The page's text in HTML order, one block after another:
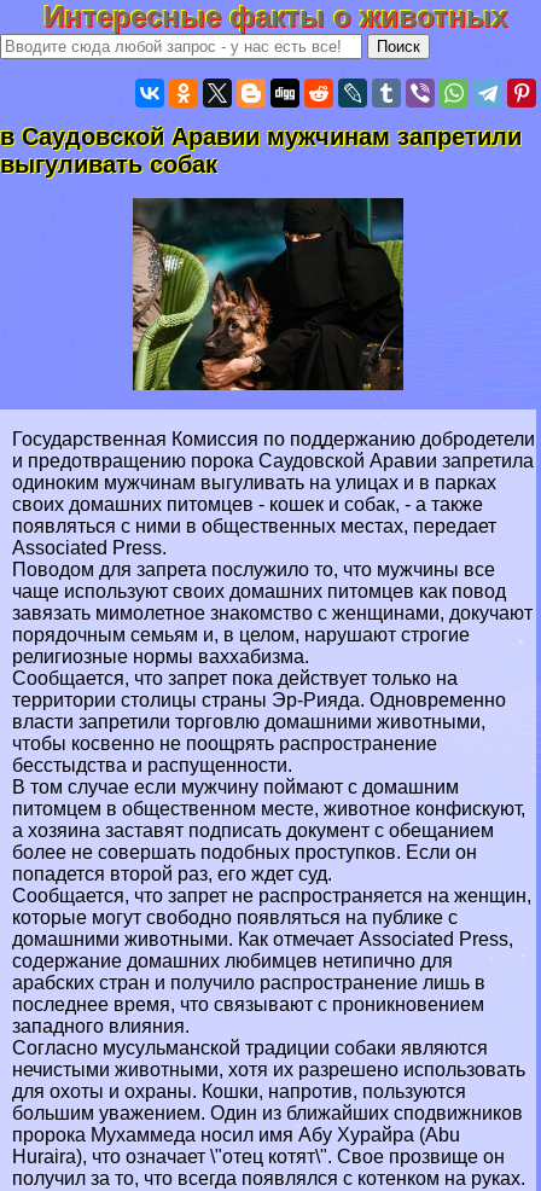
Интересные факты о животных
в Саудовской Аравии мужчинам запретили
выгуливать собак
Государственная Комиссия по поддержанию добродетели
и предотвращению порока Саудовской Аравии запретила
одиноким мужчинам выгуливать на улицах и в парках
своих домашних питомцев - кошек и собак, - а также
появляться с ними в общественных местах, передает
Associated Press.
Поводом для запрета послужило то, что мужчины все
чаще используют своих домашних питомцев как повод
завязать мимолетное знакомство с женщинами, докучают
порядочным семьям и, в целом, нарушают строгие
религиозные нормы ваххабизма.
Сообщается, что запрет пока действует только на
территории столицы страны Эр-Рияда. Одновременно
власти запретили торговлю домашними животными,
чтобы косвенно не поощрять распространение
бесстыдства и распущенности.
В том случае если мужчину поймают с домашним
питомцем в общественном месте, животное конфискуют,
а хозяина заставят подписать документ с обещанием
более не совершать подобных проступков. Если он
попадется второй раз, его ждет суд.
Сообщается, что запрет не распространяется на женщин,
которые могут свободно появляться на публике с
домашними животными. Как отмечает Associated Press,
содержание домашних любимцев нетипично для
арабских стран и получило распространение лишь в
последнее время, что связывают с проникновением
западного влияния.
Согласно мусульманской традиции собаки являются
нечистыми животными, хотя их разрешено использовать
для охоты и охраны. Кошки, напротив, пользуются
большим уважением. Один из ближайших сподвижников
пророка Мухаммеда носил имя Абу Хурайра (Abu
Huraira), что означает \"отец котят\". Свое прозвище он
получил за то, что всегда появлялся с котенком на руках.